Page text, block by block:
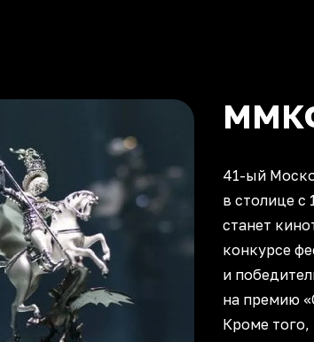
41-ый
в столице с
станет
конкурсе
и
на премию
Кроме того,